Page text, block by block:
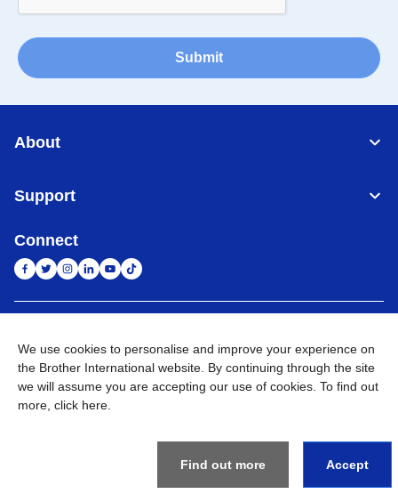
Submit
About
Support
Connect
Privacy Policy Ketentuan Penggunaan Site Map Kunjungi Situs Global
©2026BROTHER INTERNATIONAL SALES INDONESIA All
We use cookies to personalise and improve your experience on
the Brother International website. By continuing through the site
we will assume you are accepting our use of cookies. To find out
more, click here
Find out more Accept